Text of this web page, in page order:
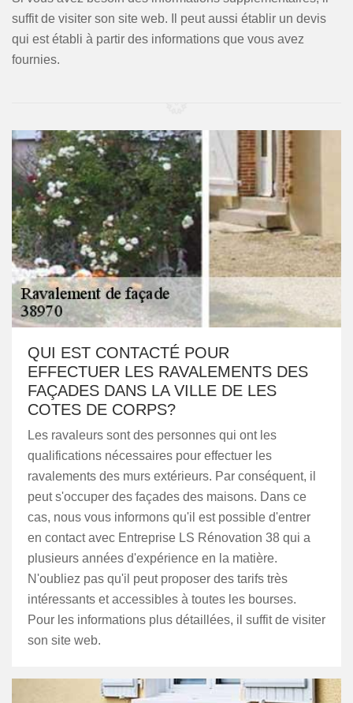
suffit de visiter son site web. Il peut aussi établir un devis
qui est établi à partir des informations que vous avez
fournies.
QUI EST CONTACTÉ POUR
EFFECTUER LES RAVALEMENTS DES
FAÇADES DANS LA VILLE DE LES
COTES DE CORPS?
Les ravaleurs sont des personnes qui ont les
qualifications nécessaires pour effectuer les
ravalements des murs extérieurs. Par conséquent, il
peut s'occuper des façades des maisons. Dans ce
cas, nous vous informons qu'il est possible d'entrer
en contact avec Entreprise LS Rénovation 38 qui a
plusieurs années d'expérience en la matière.
N'oubliez pas qu'il peut proposer des tarifs très
intéressants et accessibles à toutes les bourses.
Pour les informations plus détaillées, il suffit de visiter
son site web.